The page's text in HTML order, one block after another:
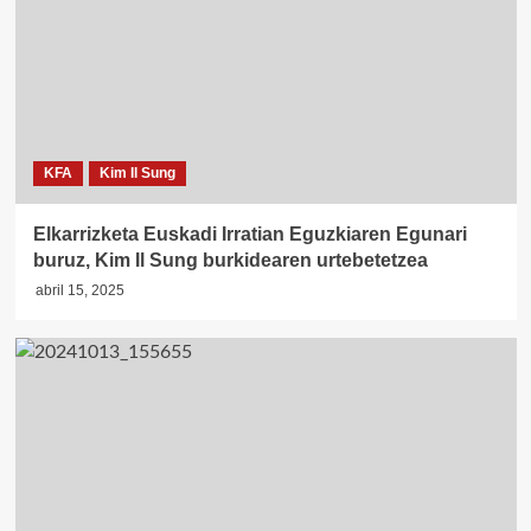
KFA Kim Il Sung
Elkarrizketa Euskadi Irratian Eguzkiaren Egunari
buruz, Kim Il Sung burkidearen urtebetetzea
abril 15, 2025